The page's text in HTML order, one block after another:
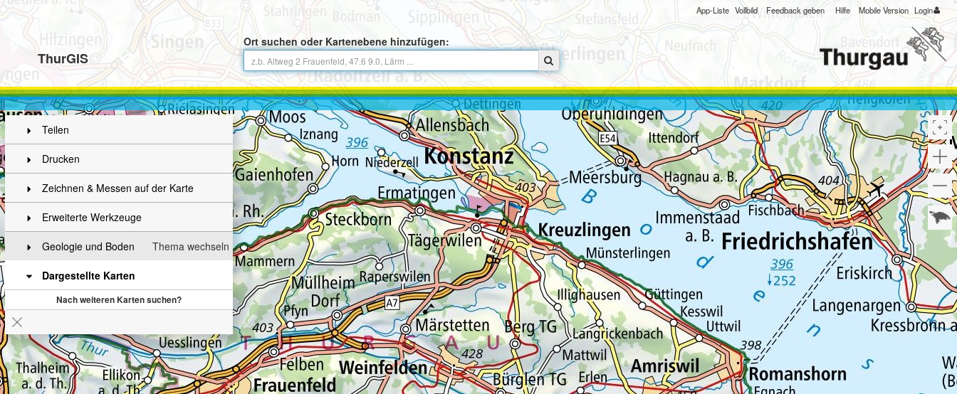
ThurGIS
Ort suchen oder Kartenebene hinzufügen:
App-Liste Vollbild Feedback geben Hilfe Mobile Version Login
Teilen
Drucken
Zeichnen & Messen auf der Karte
Erweiterte Werkzeuge
Thema wechseln
Geologie und Boden
Dargestellte Karten
Nach weiteren Karten suchen?